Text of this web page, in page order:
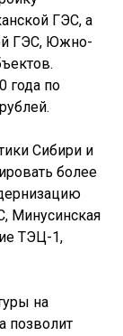
ГЭС, а
ГЭС, Южно-
года по
Сибири и
более
Минусинская
ТЭЦ-1,
на
позволит